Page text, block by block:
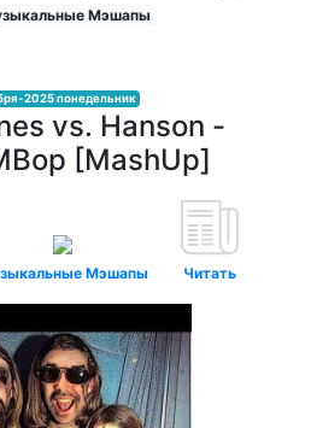
Мэшапы
2025 понедельник
vs. Hanson -
[MashUp]
Мэшапы Читать